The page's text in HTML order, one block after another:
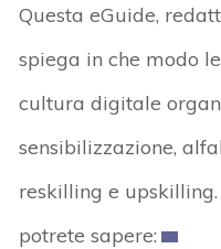
Questa eGuide,
spiega in che modo
cultura digitale
sensibilizzazione,
reskilling e
potrete sapere: